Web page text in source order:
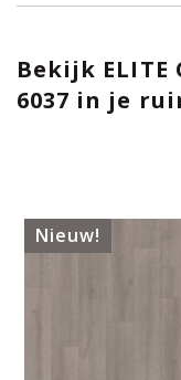
Bekijk
6037 in je
Nieuw!